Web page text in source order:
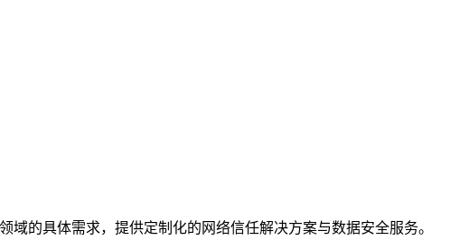
域的具体需求，提供定制化的网络信任解决方案与数据安全服务。